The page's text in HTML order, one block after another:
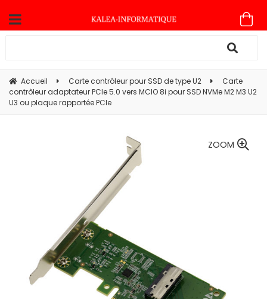
Accueil Carte contrôleur pour SSD de type U2
Carte
contrôleur adaptateur PCIe 5.0 vers MCIO 8i pour SSD NVMe M2 M3 U2
U3 ou plaque rapportée PCIe
ZOOM